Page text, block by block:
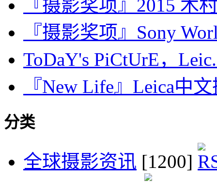
『摄影奖项』2015 木
『摄影奖项』Sony
ToDaY's PiCtUrE，
『New Life』Leica中
分类
全球摄影资讯 [1200]